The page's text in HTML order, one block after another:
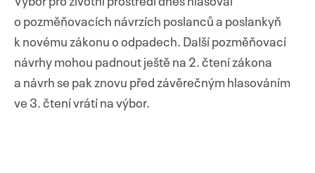
o pozměňovacích návrzích poslanců a poslankyň
k novému zákonu o odpadech. Další pozměňovací
návrhy mohou padnout ještě na 2. čtení zákona
a návrh se pak znovu před závěrečným hlasováním
ve 3. čtení vrátí na výbor.